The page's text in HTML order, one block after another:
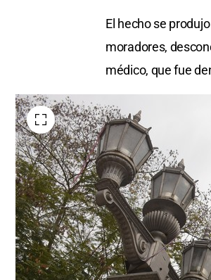
El hecho se
moradores,
médico, que fue